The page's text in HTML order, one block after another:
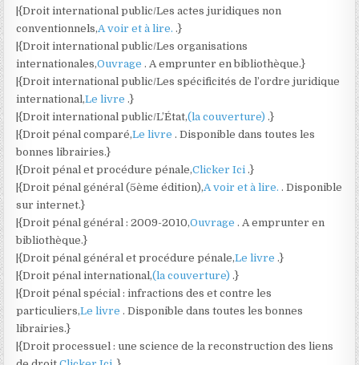
|{Droit international public/Les actes juridiques non
conventionnels,A voir et à lire..}
|{Droit international public/Les organisations
internationales,Ouvrage. A emprunter en bibliothèque.}
|{Droit international public/Les spécificités de l’ordre juridique
international,Le livre.}
|{Droit international public/L’État,(la couverture).}
|{Droit pénal comparé,Le livre. Disponible dans toutes les
bonnes librairies.}
|{Droit pénal et procédure pénale,Clicker Ici.}
|{Droit pénal général (5ème édition),A voir et à lire.. Disponible
sur internet.}
|{Droit pénal général : 2009-2010,Ouvrage. A emprunter en
bibliothèque.}
|{Droit pénal général et procédure pénale,Le livre.}
|{Droit pénal international,(la couverture).}
|{Droit pénal spécial : infractions des et contre les
particuliers,Le livre. Disponible dans toutes les bonnes
librairies.}
|{Droit processuel : une science de la reconstruction des liens